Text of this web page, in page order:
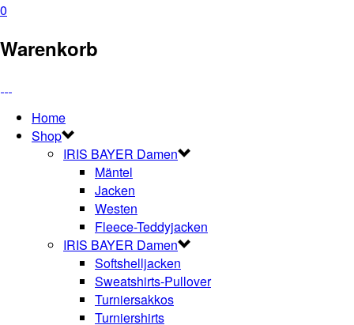
0
Warenkorb
Home
Shop
IRIS BAYER Damen
Mäntel
Jacken
Westen
Fleece-Teddyjacken
IRIS BAYER Damen
Softshelljacken
Sweatshirts-Pullover
Turniersakkos
Turniershirts